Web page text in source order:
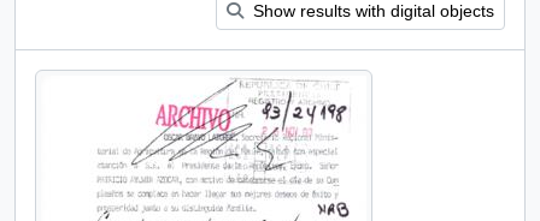
Show results with digital objects